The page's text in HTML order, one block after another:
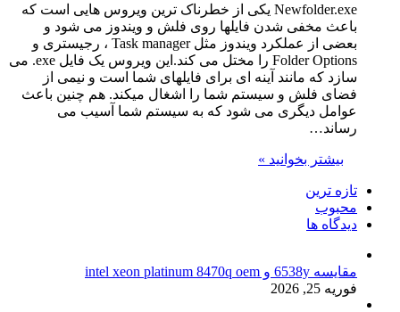
Newfolder.exe یکی از خطرناک ترین ویروس هایی است که
باعث مخفی شدن فایلها روی فلش و ویندوز می شود و
بعضی از عملکرد ویندوز مثل Task manager ، رجیستری و
Folder Options را مختل می کند.این ویروس یک فایل exe. می
سازد که مانند آینه ای برای فایلهای شما است و نیمی از
فضای فلش و سیستم شما را اشغال میکند. هم چنین باعث
عوامل دیگری می شود که به سیستم شما آسیب می
رساند…
بیشتر بخوانید »
تازه ترین
محبوب
دیدگاه ها
مقایسه 6538y و intel xeon platinum 8470q oem
فوریه 25, 2026